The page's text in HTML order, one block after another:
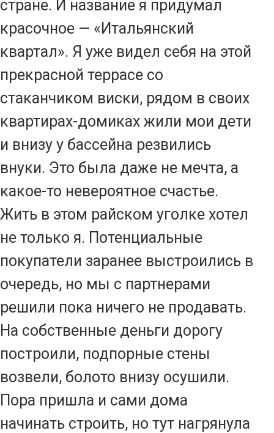
стране. И название я придумал
красочное — «Итальянский
квартал». Я уже видел себя на этой
прекрасной террасе со
стаканчиком виски, рядом в своих
квартирах-домиках жили мои дети
и внизу у бассейна резвились
внуки. Это была даже не мечта, а
какое-то невероятное счастье.
Жить в этом райском уголке хотел
не только я. Потенциальные
покупатели заранее выстроились в
очередь, но мы с партнерами
решили пока ничего не продавать.
На собственные деньги дорогу
построили, подпорные стены
возвели, болото внизу осушили.
Пора пришла и сами дома
начинать строить, но тут нагрянула